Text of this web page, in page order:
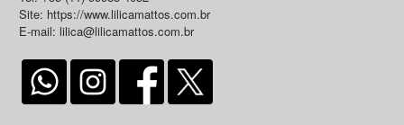
Site: https://www.lilicamattos.com.br
E-mail: lilica@lilicamattos.com.br